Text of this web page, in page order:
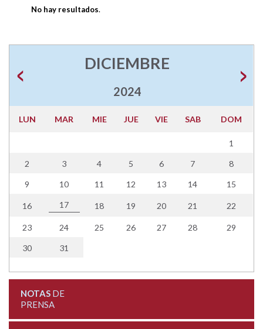
No hay resultados.
DICIEMBRE
2024
LUN MAR MIE JUE VIE SAB DOM
1
2 3 4 5 6 7 8
9 10 11 12 13 14 15
16 17 18 19 20 21 22
23 24 25 26 27 28 29
30 31
NOTASDE
PRENSA